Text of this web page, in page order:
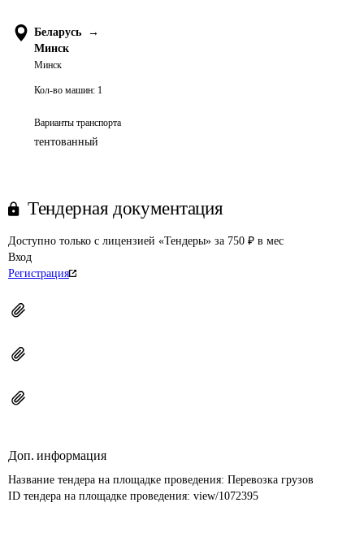
Беларусь
→
Минск
Минск
Кол-во машин: 1
Варианты транспорта
тентованный
Тендерная документация
Доступно только с лицензией «Тендеры» за 750 ₽ в мес
Вход
Регистрация
Доп. информация
Название тендера на площадке проведения: Перевозка грузов
ID тендера на площадке проведения: view/1072395